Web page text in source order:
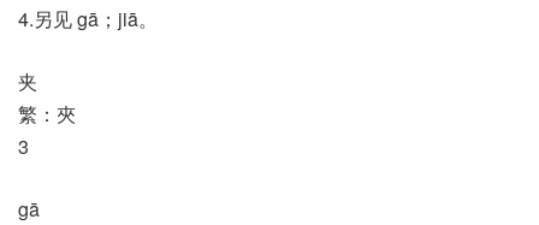
4.另见 gā；jiā。
夹
繁：夾
3
gā